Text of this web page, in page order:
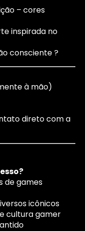
– cores
inspirada no
consciente ?
à mão)
direto com a
de games
icônicos
cultura gamer